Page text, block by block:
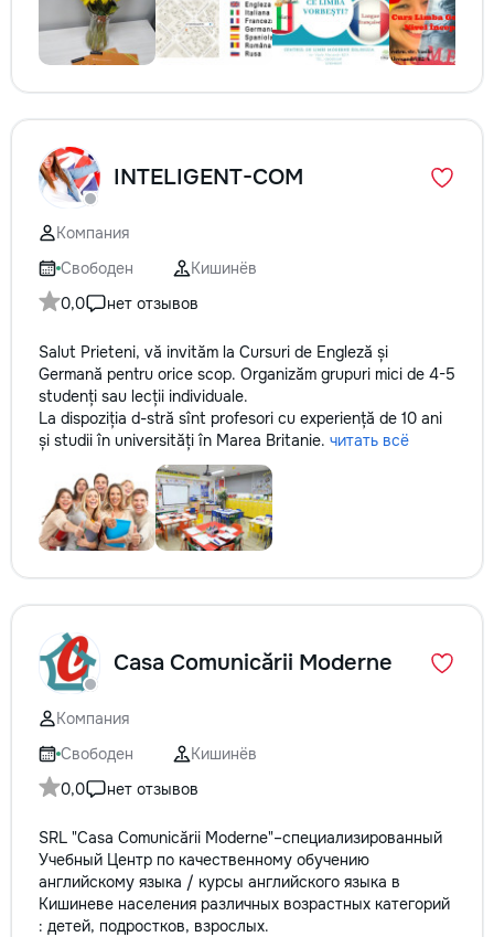
INTELIGENT-COM
Компания
Свободен
Кишинёв
0,0
нет отзывов
Salut Prieteni, vă invităm la Cursuri de Engleză și
Germană pentru orice scop. Organizăm grupuri mici de 4-5
studenți sau lecții individuale.
La dispoziția d-stră sînt profesori cu experiență de 10 ani
și studii în universități în Marea Britanie. читать всё
Casa Comunicării Moderne
Компания
Свободен
Кишинёв
0,0
нет отзывов
SRL "Casa Comunicării Moderne"–специализированный
Учебный Центр по качественному обучению
английскому языка / курсы английского языка в
Кишиневе населения различных возрастных категорий
: детей, подростков, взрослых.